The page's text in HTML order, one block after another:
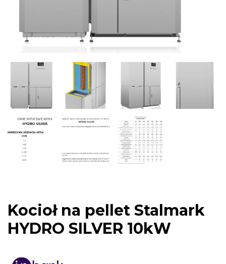
Kocioł na pellet Stalmark
HYDRO SILVER 10kW